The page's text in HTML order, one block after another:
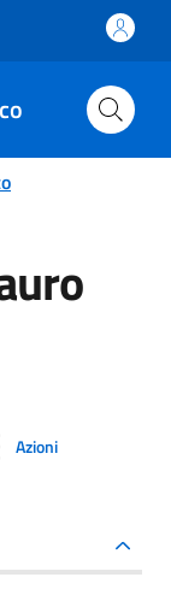
Azioni